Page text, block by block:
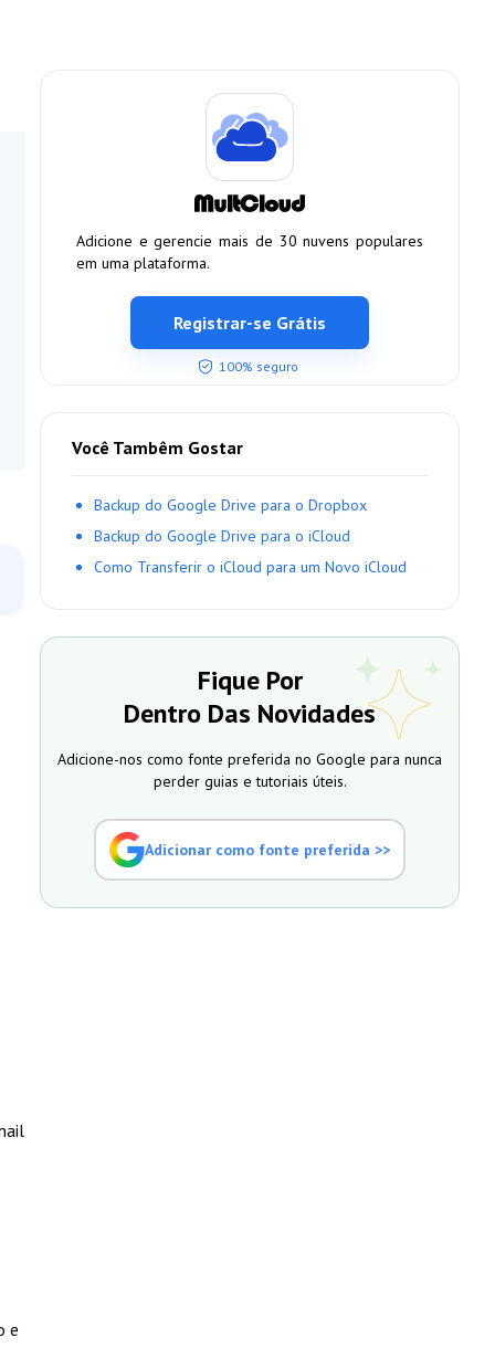
e
Adicione e gerencie mais de 30 nuvens populares
em uma plataforma.
Registrar-se Grátis
100% seguro
Você Tambêm Gostar
Backup do Google Drive para o Dropbox
Backup do Google Drive para o iCloud
Como Transferir o iCloud para um Novo iCloud
Fique Por
Dentro Das Novidades
Adicione-nos como fonte preferida no Google para nunca
perder guias e tutoriais úteis.
Adicionar como fonte preferida >>